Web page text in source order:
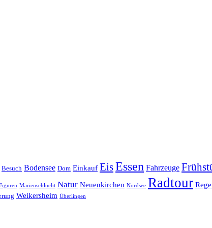
Besuch Bodensee Dom Einkauf EisEssen Fahrzeuge
Marienschlucht Natur Neuenkirchen Nordsee Radtour
Weikersheim Überlingen